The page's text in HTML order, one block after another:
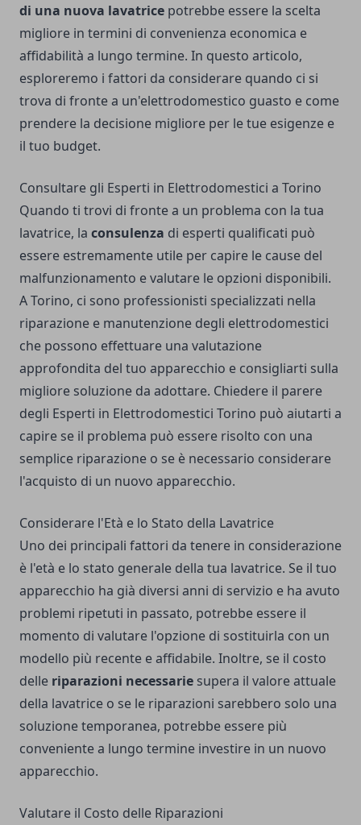
di una nuova lavatrice potrebbe essere la scelta
migliore in termini di convenienza economica e
affidabilità a lungo termine. In questo articolo,
esploreremo i fattori da considerare quando ci si
trova di fronte a un'elettrodomestico guasto e come
prendere la decisione migliore per le tue esigenze e
il tuo budget.
Consultare gli Esperti in Elettrodomestici a Torino
Quando ti trovi di fronte a un problema con la tua
lavatrice, la consulenza di esperti qualificati può
essere estremamente utile per capire le cause del
malfunzionamento e valutare le opzioni disponibili.
A Torino, ci sono professionisti specializzati nella
riparazione e manutenzione degli elettrodomestici
che possono effettuare una valutazione
approfondita del tuo apparecchio e consigliarti sulla
migliore soluzione da adottare. Chiedere il parere
degli Esperti in Elettrodomestici Torino può aiutarti a
capire se il problema può essere risolto con una
semplice riparazione o se è necessario considerare
l'acquisto di un nuovo apparecchio.
Considerare l'Età e lo Stato della Lavatrice
Uno dei principali fattori da tenere in considerazione
è l'età e lo stato generale della tua lavatrice. Se il tuo
apparecchio ha già diversi anni di servizio e ha avuto
problemi ripetuti in passato, potrebbe essere il
momento di valutare l'opzione di sostituirla con un
modello più recente e affidabile. Inoltre, se il costo
delle riparazioni necessarie supera il valore attuale
della lavatrice o se le riparazioni sarebbero solo una
soluzione temporanea, potrebbe essere più
conveniente a lungo termine investire in un nuovo
apparecchio.
Valutare il Costo delle Riparazioni